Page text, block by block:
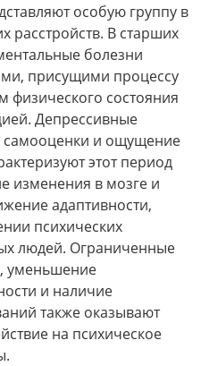
особую группу в
расстройств. В старших
болезни
присущими процессу
физического состояния
Депрессивные
самооценки и ощущение
этот период
изменения в мозге и
адаптивности,
психических
людей. Ограниченные
уменьшение
и наличие
также оказывают
на психическое